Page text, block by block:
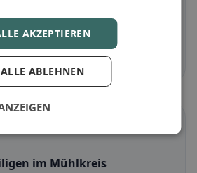
Allerheiligen im Mühlkreis
e consigli della community
im Mühlkreis
AKZEPTIEREN
ALLE ABLEHNEN